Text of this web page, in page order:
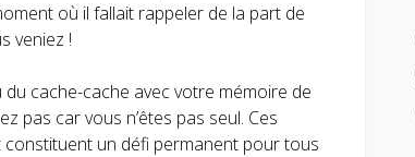
où il fallait rappeler de la part de
veniez !
cache-cache avec votre mémoire de
pas car vous n’êtes pas seul. Ces
un défi permanent pour tous